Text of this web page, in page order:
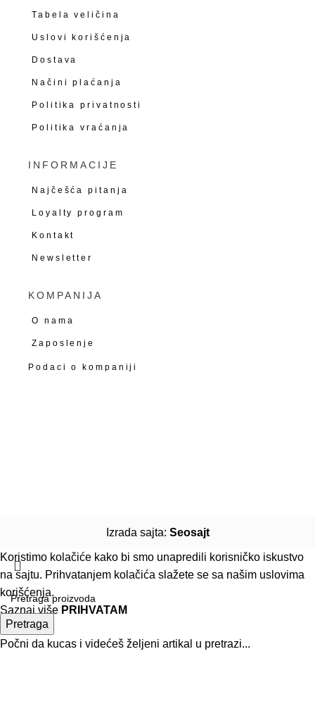
Tabela veličina
Uslovi korišćenja
Dostava
Načini plaćanja
Politika privatnosti
Politika vraćanja
INFORMACIJE
Najčešća pitanja
Loyalty program
Kontakt
Newsletter
KOMPANIJA
O nama
Zaposlenje
Podaci o kompaniji
Izrada sajta: Seosajt
Pretraga
Počni da kucas i videćeš željeni artikal u pretrazi...
Koristimo kolačiće kako bi smo unapredili korisničko iskustvo
na sajtu. Prihvatanjem kolačića slažete se sa našim uslovima
korišćenja.
Saznaj više PRIHVATAM